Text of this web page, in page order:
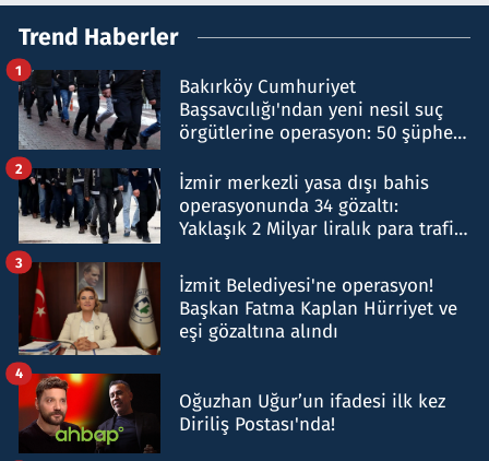
Trend Haberler
Bakırköy Cumhuriyet
Başsavcılığı'ndan yeni nesil suç
örgütlerine operasyon: 50 şüpheli
1
İzmir merkezli yasa dışı bahis
operasyonunda 34 gözaltı:
Yaklaşık 2 Milyar liralık para trafiği
2
İzmit Belediyesi'ne operasyon!
Başkan Fatma Kaplan Hürriyet ve
eşi gözaltına alındı
3
Oğuzhan Uğur’un ifadesi ilk kez
Diriliş Postası'nda!
4